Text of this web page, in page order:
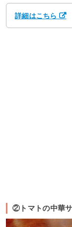
詳細はこちら
②トマトの中華